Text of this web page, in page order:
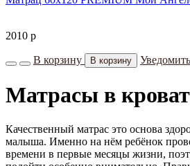
2010 p
В корзину В корзину Уведомить
Матрасы в
Качественный матрас это основа
малыша. Именно на нём ребёнок
времени в первые месяцы жизни,